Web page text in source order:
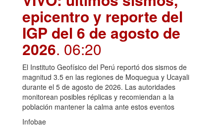
epicentro y reporte del
IGP del 6 de agosto de
2026. 06:20
El Instituto Geofísico del Perú reportó dos sismos de
magnitud 3.5 en las regiones de Moquegua y Ucayali
durante el 5 de agosto de 2026. Las autoridades
monitorean posibles réplicas y recomiendan a la
población mantener la calma ante estos eventos
Infobae